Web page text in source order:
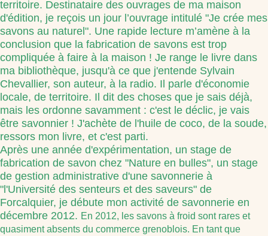
territoire. Destinataire des ouvrages de ma maison
d'édition, je reçois un jour l’ouvrage intitulé "Je crée mes
savons au naturel". Une rapide lecture m’amène à la
conclusion que la fabrication de savons est trop
compliquée à faire à la maison ! Je range le livre dans
ma bibliothèque, jusqu'à ce que j'entende Sylvain
Chevallier, son auteur, à la radio. Il parle d'économie
locale, de territoire. Il dit des choses que je sais déjà,
mais les ordonne savamment : c'est le déclic, je vais
être savonnier ! J'achète de l'huile de coco, de la soude,
ressors mon livre, et c'est parti.
Après une année d'expérimentation, un stage de
fabrication de savon chez "Nature en bulles", un stage
de gestion administrative d'une savonnerie à
"l'Université des senteurs et des saveurs" de
Forcalquier, je débute mon activité de savonnerie en
décembre 2012. En 2012, les savons à froid sont rares et
quasiment absents du commerce grenoblois. En tant que